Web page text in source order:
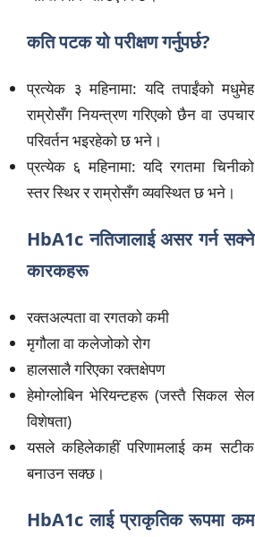
कति पटक यो परीक्षण गर्नुपर्छ?
प्रत्येक ३ महिनामा: यदि तपाईंको मधुमेह
राम्रोसँग नियन्त्रण गरिएको छैन वा उपचार
परिवर्तन भइरहेको छ भने।
प्रत्येक ६ महिनामा: यदि रगतमा चिनीको
स्तर स्थिर र राम्रोसँग व्यवस्थित छ भने।
HbA1c नतिजालाई असर गर्न सक्ने
कारकहरू
रक्तअल्पता वा रगतको कमी
मृगौला वा कलेजोको रोग
हालसालै गरिएका रक्तक्षेपण
हेमोग्लोबिन भेरियन्टहरू (जस्तै सिकल सेल
विशेषता)
यसले कहिलेकाहीं परिणामलाई कम सटीक
बनाउन सक्छ।
HbA1c लाई प्राकृतिक रूपमा कम